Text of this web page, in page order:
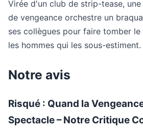
Virée d'un club de strip-tease,
de vengeance orchestre un
ses collègues pour faire tomber
les hommes qui les sous-estiment.
Notre avis
Risqué : Quand la
Spectacle – Notre Critique